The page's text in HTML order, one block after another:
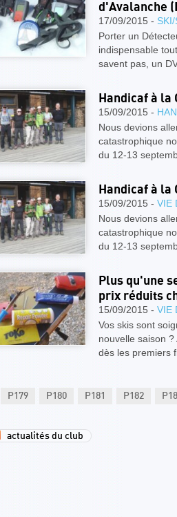
d'Avalanche
17/09/2015 -
Porter un
indispensable
savent pas, un
Handicaf à la
15/09/2015 -
Nous devions
catastrophique
du 12-13
Handicaf à la
15/09/2015 - VIE
Nous devions
catastrophique
du 12-13
Plus qu'une
prix réduits
15/09/2015 - VIE
Vos skis sont
nouvelle saison
dès les premiers
P179 P180 P181 P182
actualités du club